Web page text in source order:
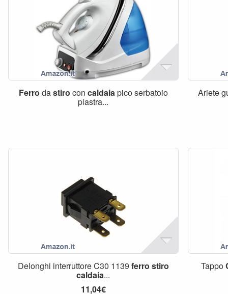
Ferro dastiro con caldaiapico serbatoio
piastra...
Ariete
Delonghi interruttore C30 1139 ferro stiro
caldaia...
11,04€
Tappo